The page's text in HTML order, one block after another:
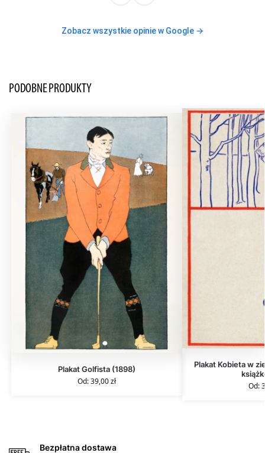
Zobacz wszystkie opinie w Google →
PODOBNE PRODUKTY
Plakat Golfista (1898)
Od:39,00zł
Plakat Kobieta w
Od:
Bezpłatna dostawa